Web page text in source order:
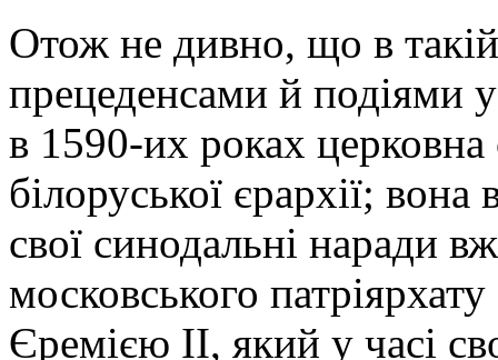
Отож не дивно, що в
прецеденсами й подіями у
в 1590-их роках церковна
білоруської єрархії;
свої синодальні наради
московського
Єремією II, який у часі